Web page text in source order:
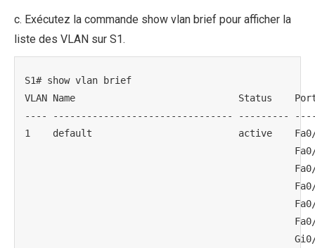
c. Exécutez la commande show vlan brief pour afficher la
liste des VLAN sur S1.
S1# show vlan brief
VLAN Name                             Status
---- -------------------------------- ---------
1    default                          active    Fa0/1,